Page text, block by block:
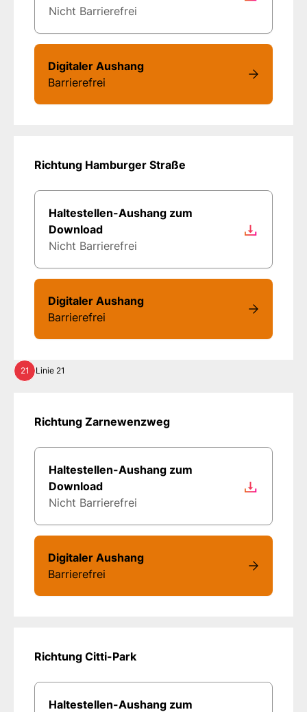
Nicht Barrierefrei
Digitaler Aushang
Barrierefrei
Richtung Hamburger Straße
Haltestellen-Aushang zum
Download
Nicht Barrierefrei
Digitaler Aushang
Barrierefrei
21 Linie 21
Richtung Zarnewenzweg
Haltestellen-Aushang zum
Download
Nicht Barrierefrei
Digitaler Aushang
Barrierefrei
Richtung Citti-Park
Haltestellen-Aushang zum